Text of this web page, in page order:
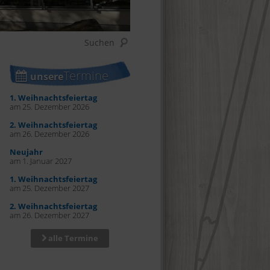
unsereTermine
1. Weihnachtsfeiertag
am 25. Dezember 2026
2. Weihnachtsfeiertag
am 26. Dezember 2026
Neujahr
am 1. Januar 2027
1. Weihnachtsfeiertag
am 25. Dezember 2027
2. Weihnachtsfeiertag
am 26. Dezember 2027
alle Termine